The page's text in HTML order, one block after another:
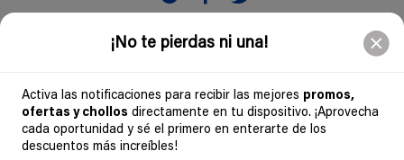
¡No te pierdas ni una!
Activa las notificaciones para recibir las mejores promos,
ofertas y chollos directamente en tu dispositivo. ¡Aprovecha
cada oportunidad y sé el primero en enterarte de los
descuentos más increíbles!
Suscribir
Comunidad